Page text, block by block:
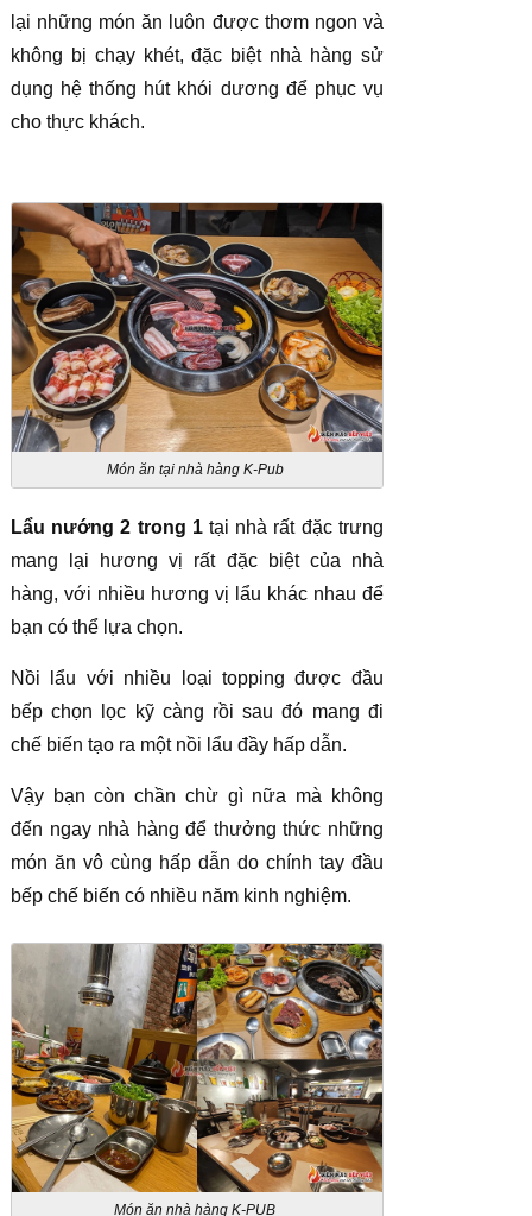
lại những món ăn luôn được thơm ngon và
không bị chạy khét, đặc biệt nhà hàng sử
dụng hệ thống hút khói dương để phục vụ
cho thực khách.
Món ăn tại nhà hàng K-Pub
Lẩu nướng 2 trong 1tại nhà rất đặc trưng
mang lại hương vị rất đặc biệt của nhà
hàng, với nhiều hương vị lẩu khác nhau để
bạn có thể lựa chọn.
Nồi lẩu với nhiều loại topping được đầu
bếp chọn lọc kỹ càng rồi sau đó mang đi
chế biến tạo ra một nồi lẩu đầy hấp dẫn.
Vậy bạn còn chần chừ gì nữa mà không
đến ngay nhà hàng để thưởng thức những
món ăn vô cùng hấp dẫn do chính tay đầu
bếp chế biến có nhiều năm kinh nghiệm.
Món ăn nhà hàng K-PUB